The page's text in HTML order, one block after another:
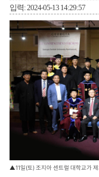
입력: 2024-05-13 14:29:57
▲11일(토) 조지아 센트럴 대학교가